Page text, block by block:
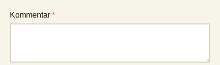
Kommentar *